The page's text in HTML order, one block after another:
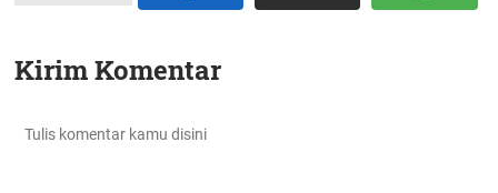
Kirim Komentar